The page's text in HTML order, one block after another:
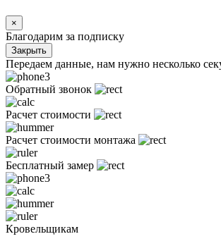
×
Благодарим за подписку
Закрыть
Передаем данные, нам нужно несколько
Обратный звонок
Расчет стоимости
Расчет стоимости монтажа
Бесплатный замер
Кровельщикам